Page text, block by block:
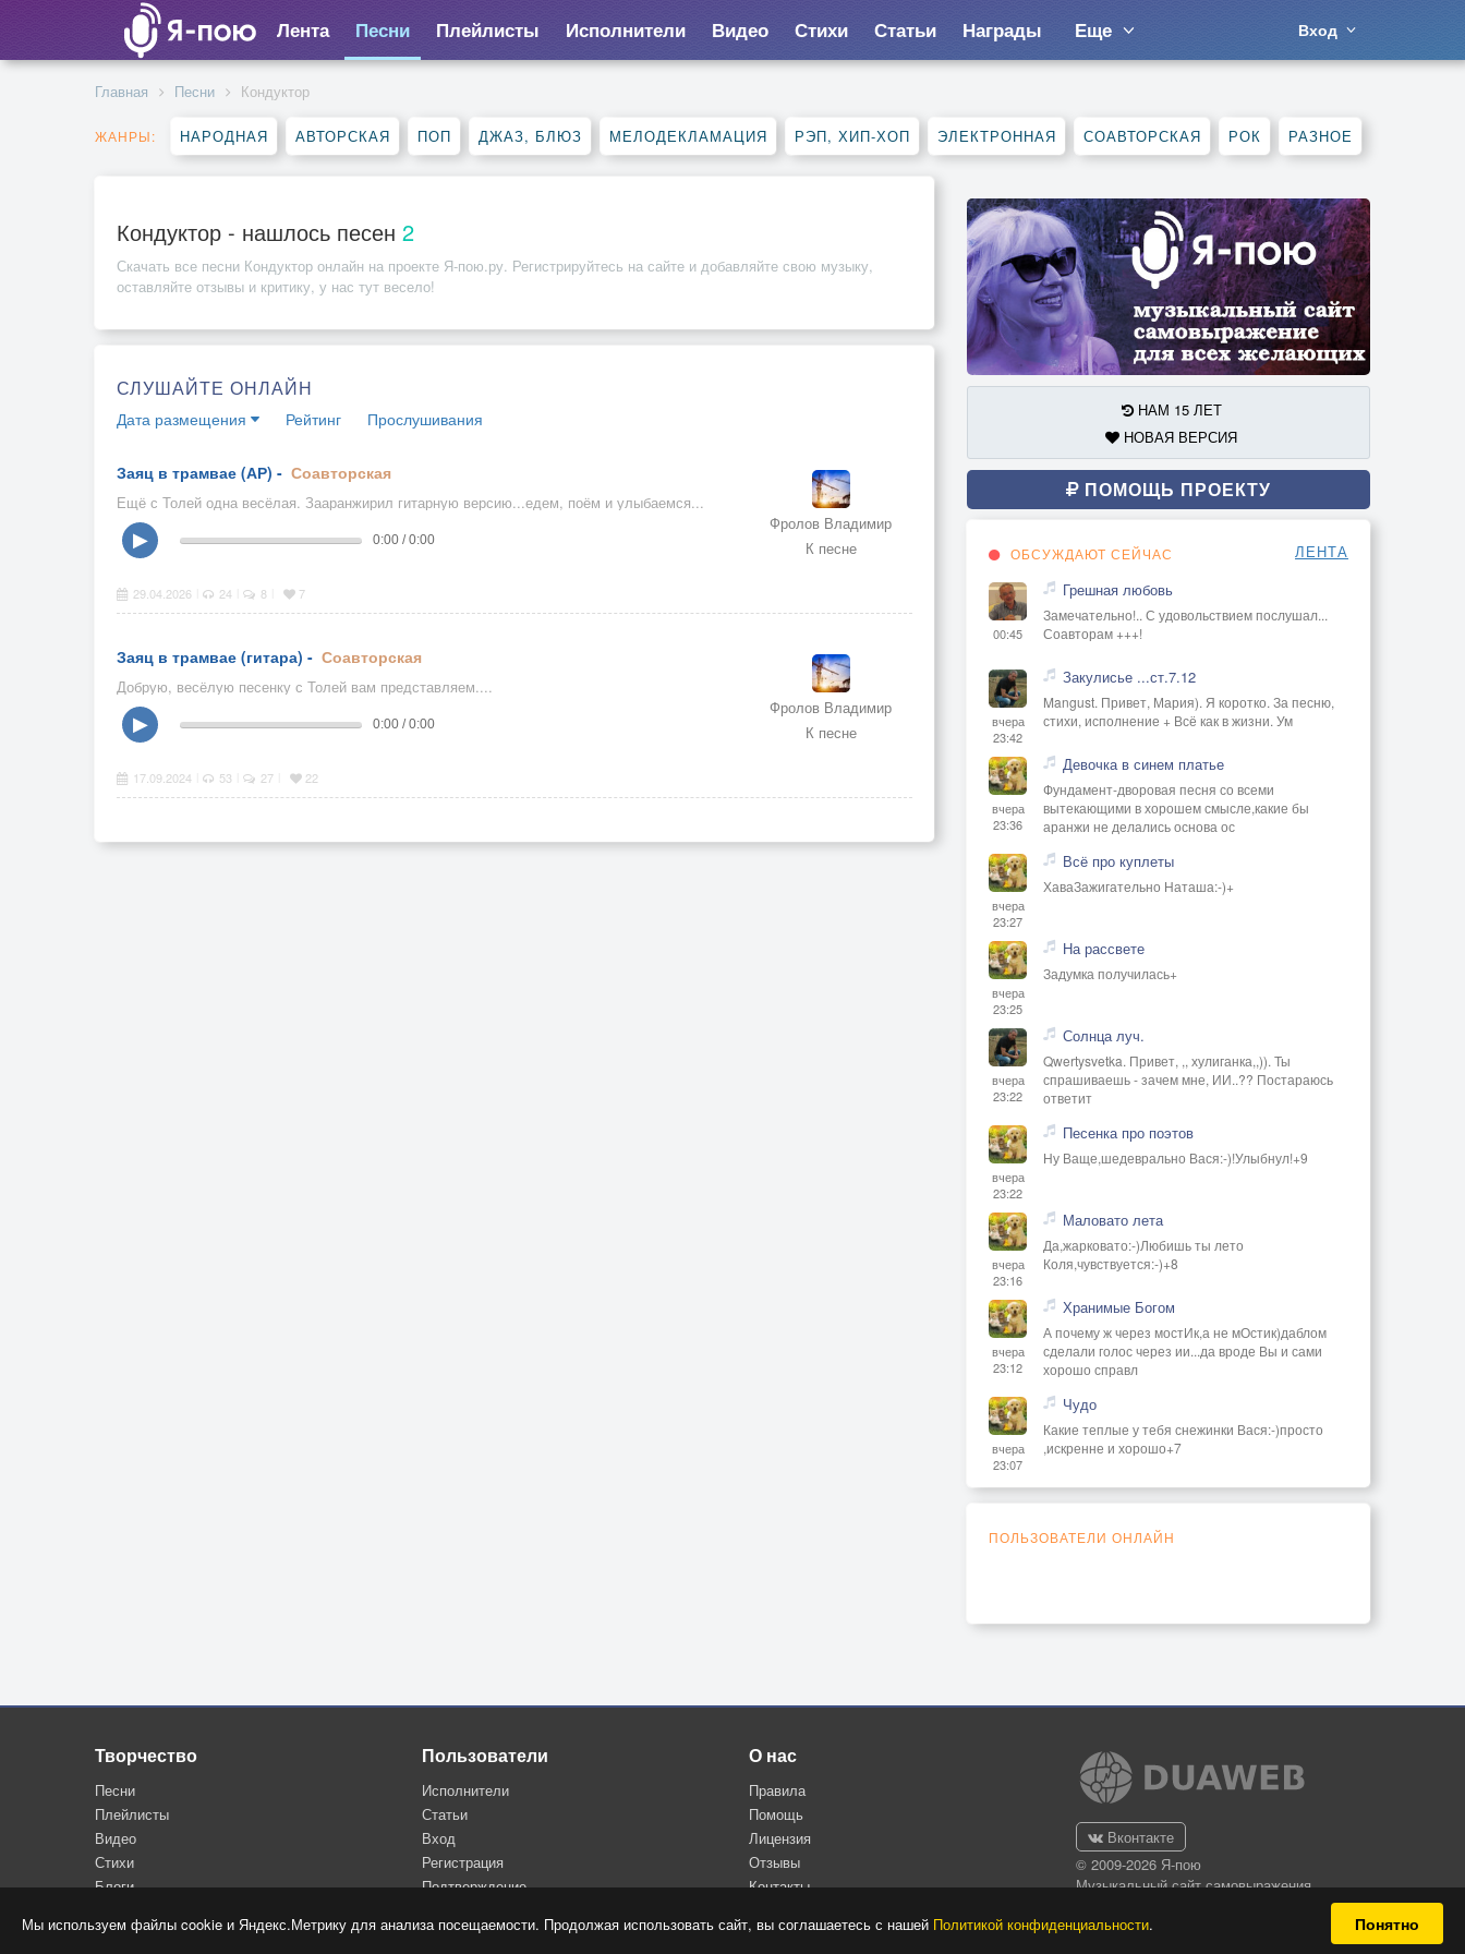
Мы используем файлы cookie и Яндекс.Метрику для анализа посещаемости. Продолжая использовать сайт, вы соглашаетесь с нашей Политикой конфиденциальности. Понятно
Лента Песни Плейлисты Исполнители Видео Стихи Статьи Награды Еще Вход
Главная Песни Кондуктор
ЖАНРЫ: НАРОДНАЯ АВТОРСКАЯ ПОП ДЖАЗ, БЛЮЗ МЕЛОДЕКЛАМАЦИЯ РЭП, ХИП-ХОП ЭЛЕКТРОННАЯ СОАВТОРСКАЯ РОК РАЗНОЕ
Кондуктор - нашлось песен 2
Скачать все песни Кондуктор онлайн на проекте Я-пою.ру. Регистрируйтесь на сайте и добавляйте свою музыку,
оставляйте отзывы и критику, у нас тут весело!
СЛУШАЙТЕ ОНЛАЙН
Дата размещения Рейтинг Прослушивания
Заяц в трамвае (АР) - Соавторская
Ещё с Толей одна весёлая. Зааранжирил гитарную версию...едем, поём и улыбаемся...
Фролов Владимир
К песне
▶ 0:00 / 0:00
29.04.2026 24 8 7
Заяц в трамвае (гитара) - Соавторская
Добрую, весёлую песенку с Толей вам представляем....
Фролов Владимир
К песне
▶ 0:00 / 0:00
17.09.2024 53 27 22
НАМ 15 ЛЕТ
НОВАЯ ВЕРСИЯ
ПОМОЩЬ ПРОЕКТУ
ОБСУЖДАЮТ СЕЙЧАС ЛЕНТА
00:45
Грешная любовь
Замечательно!.. С удовольствием послушал...
Соавторам +++!
вчера
23:42
Закулисье ...ст.7.12
Mangust. Привет, Мария). Я коротко. За песню,
стихи, исполнение + Всё как в жизни. Ум
вчера
23:36
Девочка в синем платье
Фундамент-дворовая песня со всеми
вытекающими в хорошем смысле,какие бы
аранжи не делались основа ос
вчера
23:27
Всё про куплеты
ХаваЗажигательно Наташа:-)+
вчера
23:25
На рассвете
Задумка получилась+
вчера
23:22
Солнца луч.
Qwertysvetka. Привет, ,, хулиганка,,)). Ты
спрашиваешь - зачем мне, ИИ..?? Постараюсь
ответит
вчера
23:22
Песенка про поэтов
Ну Ваще,шедеврально Вася:-)!Улыбнул!+9
вчера
23:16
Маловато лета
Да,жарковато:-)Любишь ты лето
Коля,чувствуется:-)+8
вчера
23:12
Хранимые Богом
А почему ж через мостИк,а не мОстик)даблом
сделали голос через ии...да вроде Вы и сами
хорошо справл
вчера
23:07
Чудо
Какие теплые у тебя снежинки Вася:-)просто
,искренне и хорошо+7
ПОЛЬЗОВАТЕЛИ ОНЛАЙН
Творчество
Песни
Плейлисты
Видео
Стихи
Блоги
Пользователи
Исполнители
Статьи
Вход
Регистрация
Подтверждение
О нас
Правила
Помощь
Лицензия
Отзывы
Контакты
Вконтакте
© 2009-2026 Я-пою
Музыкальный сайт самовыражения